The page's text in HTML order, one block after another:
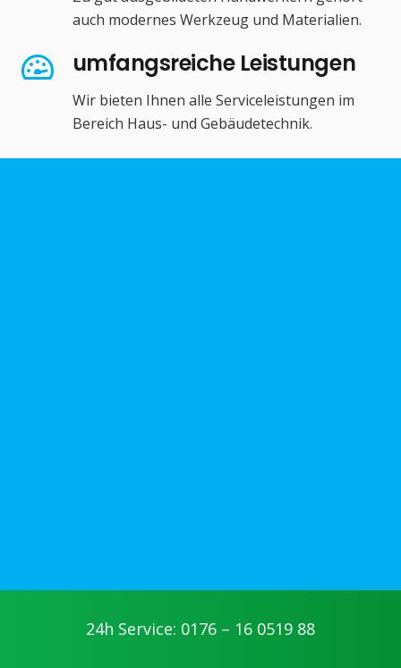
auch modernes Werkzeug und Materialien.
umfangsreiche Leistungen
Wir bieten Ihnen alle Serviceleistungen im
Bereich Haus- und Gebäudetechnik.
24h Service: 0176 – 16 0519 88